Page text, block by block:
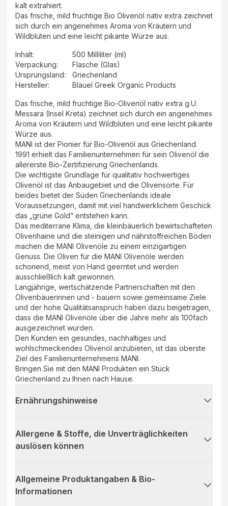
kalt extrahiert.
Das frische, mild fruchtige Bio Olivenöl nativ extra zeichnet
sich durch ein angenehmes Aroma von Kräutern und
Wildblüten und eine leicht pikante Würze aus.
Inhalt:
500 Milliliter (ml)
Verpackung:
Flasche (Glas)
Ursprungsland:
Griechenland
Hersteller: Bläuel Greek Organic Products
Das frische, mild fruchtige Bio-Olivenöl nativ extra g.U.
Messara (Insel Kreta) zeichnet sich durch ein angenehmes
Aroma von Kräutern und Wildblüten und eine leicht pikante
Würze aus.
MANI ist der Pionier für Bio-Olivenöl aus Griechenland.
1991 erhielt das Familienunternehmen für sein Olivenöl die
allererste Bio-Zertifizierung Griechenlands.
Die wichtigste Grundlage für qualitativ hochwertiges
Olivenöl ist das Anbaugebiet und die Olivensorte. Für
beides bietet der Süden Griechenlands ideale
Voraussetzungen, damit mit viel handwerklichem Geschick
das „grüne Gold“ entstehen kann.
Das mediterrane Klima, die kleinbäuerlich bewirtschafteten
Olivenhaine und die steinigen und nährstoffreichen Böden
machen die MANI Olivenöle zu einem einzigartigen
Genuss. Die Oliven für die MANI Olivenöle werden
schonend, meist von Hand geerntet und werden
ausschließlich kalt gewonnen.
Langjährige, wertschätzende Partnerschaften mit den
Olivenbäuerinnen und - bauern sowie gemeinsame Ziele
und der hohe Qualitätsanspruch haben dazu beigetragen,
dass die MANI Olivenöle über die Jahre mehr als 100fach
ausgezeichnet wurden.
Den Kunden ein gesundes, nachhaltiges und
wohlschmeckendes Olivenöl anzubieten, ist das oberste
Ziel des Familienunternehmens MANI.
Bringen Sie mit den MANI Produkten ein Stück
Griechenland zu Ihnen nach Hause.
Ernährungshinweise
Allergene & Stoffe, die Unverträglichkeiten
auslösen können
Allgemeine Produktangaben & Bio-
Informationen